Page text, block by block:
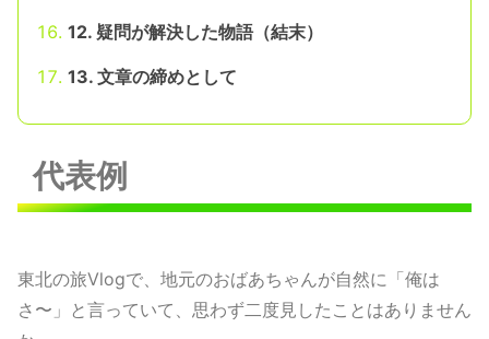
12. 疑問が解決した物語（結末）
13. 文章の締めとして
代表例
東北の旅Vlogで、地元のおばあちゃんが自然に「俺は
さ〜」と言っていて、思わず二度見したことはありません